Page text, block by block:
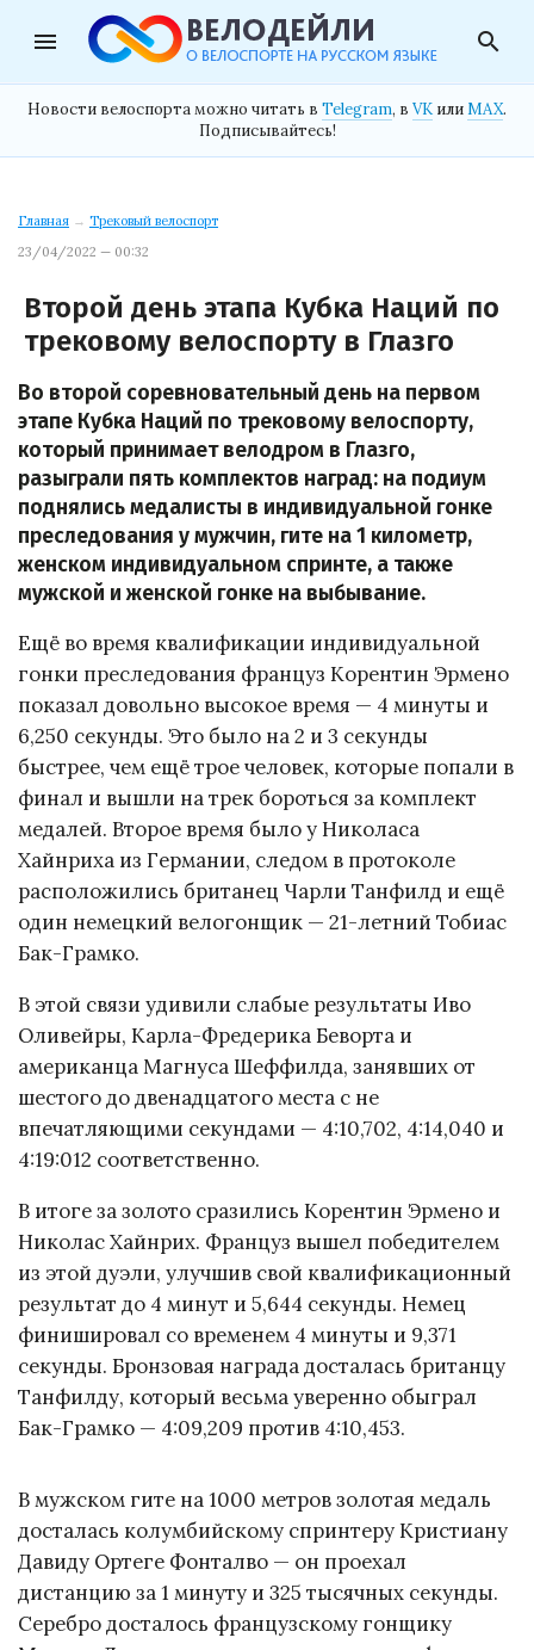
menu search
Новости велоспорта можно читать в Telegram, в VK илиMAX.
Подписывайтесь!
Главная → Трековый велоспорт
23/04/2022 — 00:32
Второй день этапа Кубка Наций по
трековому велоспорту в Глазго
Во второй соревновательный день на первом
этапе Кубка Наций по трековому велоспорту,
который принимает велодром в Глазго,
разыграли пять комплектов наград: на подиум
поднялись медалисты в индивидуальной гонке
преследования у мужчин, гите на 1 километр,
женском индивидуальном спринте, а также
мужской и женской гонке на выбывание.
Ещё во время квалификации индивидуальной
гонки преследования француз Корентин Эрмено
показал довольно высокое время — 4 минуты и
6,250 секунды. Это было на 2 и 3 секунды
быстрее, чем ещё трое человек, которые попали в
финал и вышли на трек бороться за комплект
медалей. Второе время было у Николаса
Хайнриха из Германии, следом в протоколе
расположились британец Чарли Танфилд и ещё
один немецкий велогонщик — 21-летний Тобиас
Бак-Грамко.
В этой связи удивили слабые результаты Иво
Оливейры, Карла-Фредерика Беворта и
американца Магнуса Шеффилда, занявших от
шестого до двенадцатого места с не
впечатляющими секундами — 4:10,702, 4:14,040 и
4:19:012 соответственно.
В итоге за золото сразились Корентин Эрмено и
Николас Хайнрих. Француз вышел победителем
из этой дуэли, улучшив свой квалификационный
результат до 4 минут и 5,644 секунды. Немец
финишировал со временем 4 минуты и 9,371
секунды. Бронзовая награда досталась британцу
Танфилду, который весьма уверенно обыграл
Бак-Грамко — 4:09,209 против 4:10,453.
В мужском гите на 1000 метров золотая медаль
досталась колумбийскому спринтеру Кристиану
Давиду Ортеге Фонталво — он проехал
дистанцию за 1 минуту и 325 тысячных секунды.
Серебро досталось французскому гонщику